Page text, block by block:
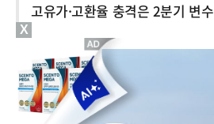
고유가·고환율 충격은 2분기 변수
X